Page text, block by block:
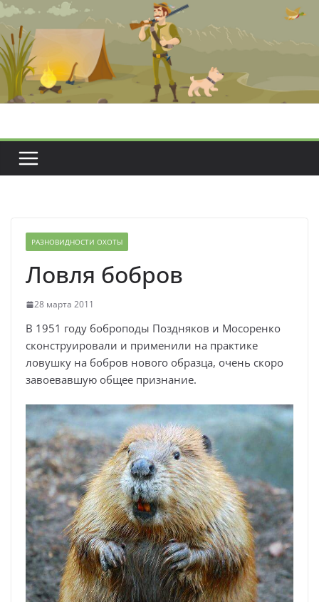
Перейти
содержимому
РАЗНОВИДНОСТИ ОХОТЫ
Ловля бобров
28 марта 2011
В 1951 году боброподы Поздняков и Мосоренко
сконструировали и применили на практике
ловушку на бобров нового образца, очень скоро
завоевавшую общее признание.